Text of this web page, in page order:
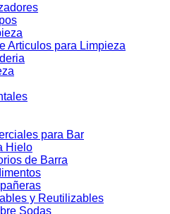
Articulos para Limpieza
para Bar
Hielo
de Barra
y Reutilizables
Sodas